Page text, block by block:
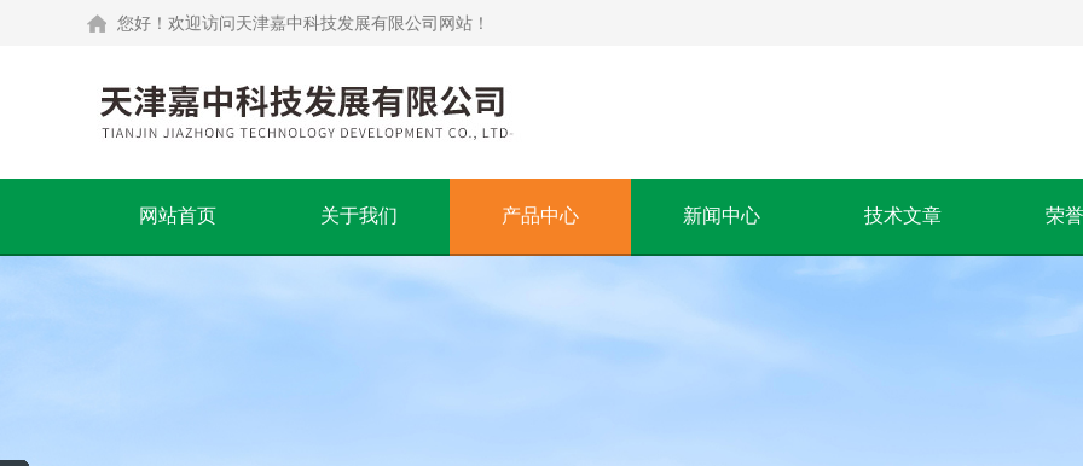
您好！欢迎访问天津嘉中科技发展有限公司网站！
网站首页 关于我们 产品中心 新闻中心 技术文章 荣